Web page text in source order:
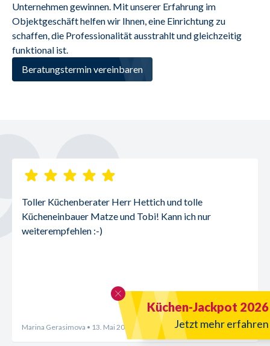
Unternehmen gewinnen. Mit unserer Erfahrung im
Objektgeschäft helfen wir Ihnen, eine Einrichtung zu
schaffen, die Professionalität ausstrahlt und gleichzeitig
funktional ist.
Beratungstermin vereinbaren
Küchen-Jackpot 2026
Jetzt mehr erfahren
Toller Küchenberater Herr Hettich und tolle
Kücheneinbauer Matze und Tobi! Kann ich nur
weiterempfehlen :-)
Marina Gerasimova • 13. Mai 2025